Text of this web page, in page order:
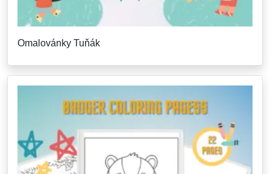
Omalovánky Tuňák